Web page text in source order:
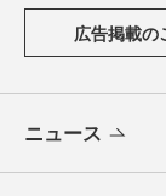
広告掲載の
ニュース